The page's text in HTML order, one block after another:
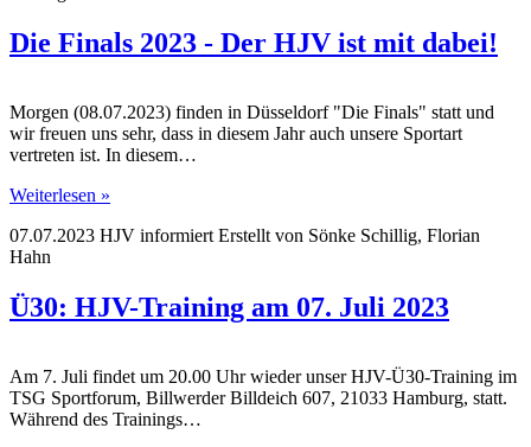
Die Finals 2023 - Der HJV ist mit dabei!
Morgen (08.07.2023) finden in Düsseldorf "Die Finals" statt und
wir freuen uns sehr, dass in diesem Jahr auch unsere Sportart
vertreten ist. In diesem…
Weiterlesen »
07.07.2023 HJV informiert Erstellt von Sönke Schillig, Florian
Hahn
Ü30: HJV-Training am 07. Juli 2023
Am 7. Juli findet um 20.00 Uhr wieder unser HJV-Ü30-Training im
TSG Sportforum, Billwerder Billdeich 607, 21033 Hamburg, statt.
Während des Trainings…